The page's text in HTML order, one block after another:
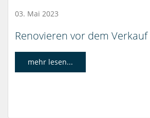
03. Mai 2023
Renovieren vor dem
mehr lesen...